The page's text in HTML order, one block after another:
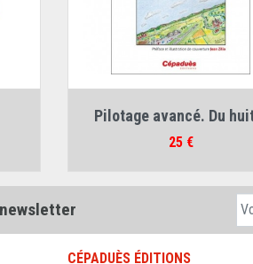
Pilotage avancé. Du
Prix
25 €
CÉPADUÈS ÉDITIONS